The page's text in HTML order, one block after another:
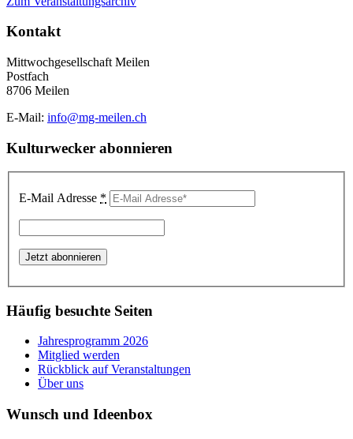
Kontakt
Mittwochgesellschaft Meilen
Postfach
8706 Meilen
E-Mail: info@mg-meilen.ch
Kulturwecker abonnieren
E-Mail Adresse *
Häufig besuchte Seiten
Jahresprogramm 2026
Mitglied werden
Rückblick auf Veranstaltungen
Über uns
Wunsch und Ideenbox